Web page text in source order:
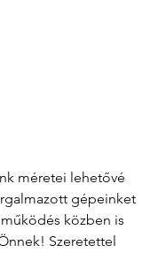
méretei lehetővé
gépeinket
közben is
Szeretettel